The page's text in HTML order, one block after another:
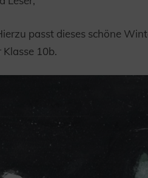
passt dieses schöne
10b.